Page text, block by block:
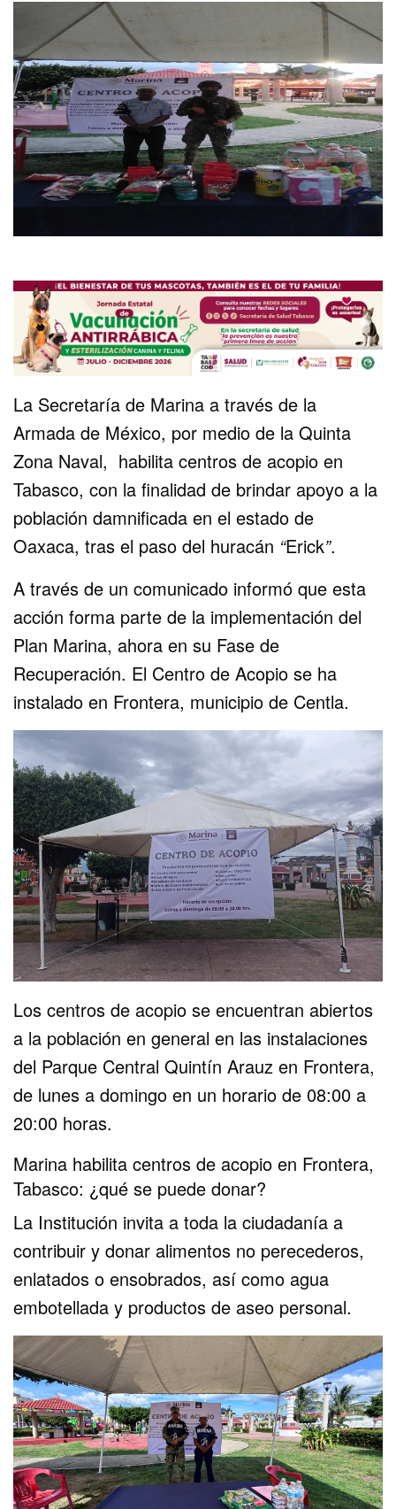
La Secretaría de Marina a través de la
Armada de México, por medio de la Quinta
Zona Naval, habilita centros de acopio en
Tabasco, con la finalidad de brindar apoyo a la
población damnificada en el estado de
Oaxaca, tras el paso del huracán “Erick”.
A través de un comunicado informó que esta
acción forma parte de la implementación del
Plan Marina, ahora en su Fase de
Recuperación. El Centro de Acopio se ha
instalado en Frontera, municipio de Centla.
Los centros de acopio se encuentran abiertos
a la población en general en las instalaciones
del Parque Central Quintín Arauz en Frontera,
de lunes a domingo en un horario de 08:00 a
20:00 horas.
Marina habilita centros de acopio en Frontera,
Tabasco: ¿qué se puede donar?
La Institución invita a toda la ciudadanía a
contribuir y donar alimentos no perecederos,
enlatados o ensobrados, así como agua
embotellada y productos de aseo personal.